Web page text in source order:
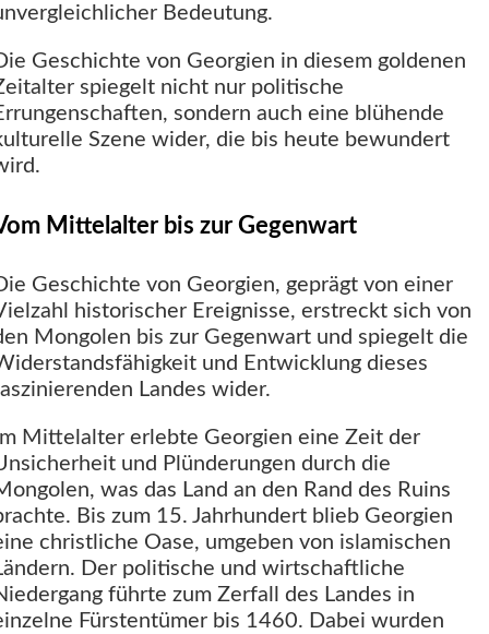
Bedeutung.
Geschichte von Georgien in diesem goldenen
spiegelt nicht nur politische
sondern auch eine blühende
Szene wider, die bis heute bewundert
Mittelalter bis zur Gegenwart
Geschichte von Georgien, geprägt von einer
historischer Ereignisse, erstreckt sich von
Mongolen bis zur Gegenwart und spiegelt die
und Entwicklung dieses
Landes wider.
Mittelalter erlebte Georgien eine Zeit der
und Plünderungen durch die
was das Land an den Rand des Ruins
Bis zum 15. Jahrhundert blieb Georgien
christliche Oase, umgeben von islamischen
Der politische und wirtschaftliche
führte zum Zerfall des Landes in
Fürstentümer bis 1460. Dabei wurden